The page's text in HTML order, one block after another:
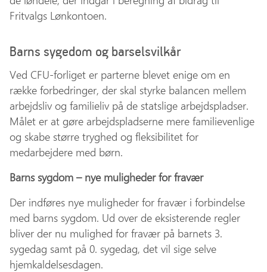
Fritvalgs Lønkontoen.
Barns sygedom og barselsvilkår
Ved CFU-forliget er parterne blevet enige om en
række forbedringer, der skal styrke balancen mellem
arbejdsliv og familieliv på de statslige arbejdspladser.
Målet er at gøre arbejdspladserne mere familievenlige
og skabe større tryghed og fleksibilitet for
medarbejdere med børn.
Barns sygdom – nye muligheder for fravær
Der indføres nye muligheder for fravær i forbindelse
med barns sygdom. Ud over de eksisterende regler
bliver der nu mulighed for fravær på barnets 3.
sygedag samt på 0. sygedag, det vil sige selve
hjemkaldelsesdagen.